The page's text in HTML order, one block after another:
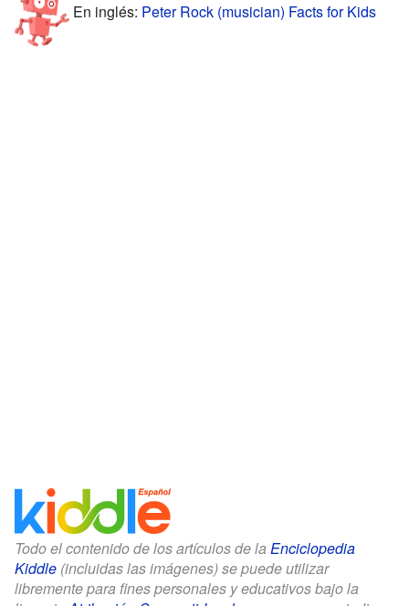
En inglés: Peter Rock (musician) Facts for Kids
Todo el contenido de los artículos de la Enciclopedia
Kiddle (incluidas las imágenes) se puede utilizar
libremente para fines personales y educativos bajo la